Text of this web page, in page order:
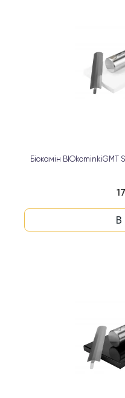
Біокамін BIOkominkiGMT
В